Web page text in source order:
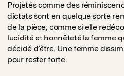
Projetés comme des
dictats sont en quelque sorte
de la pièce, comme si elle
lucidité et honnêteté la femme
décidé d’être. Une femme
pour rester forte.